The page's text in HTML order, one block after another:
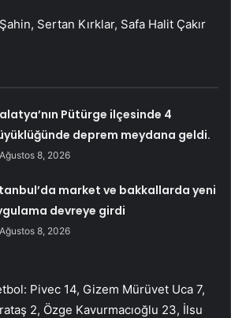
Sertan Kırklar, Safa Halit Çakır
Pütürge ilçesinde 4
deprem meydana geldi.
Ağustos 8, 2026
market ve bakkallarda yeni
devreye girdi
Ağustos 8, 2026
Pivec 14, Gizem Mürüvet Uca 7,
2, Özge Kavurmacıoğlu 23, İlsu